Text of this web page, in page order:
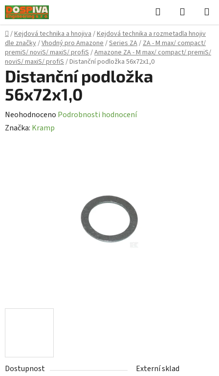
Přejít
na
obsah
Hledat
KOŠÍK
Domů
/Kejdová technika a hnojiva/Kejdová technika a rozmetadla hnojiv
dle značky/Vhodný pro Amazone/Series ZA/ZA - M max/ compact/
premiS/ noviS/ maxiS/ profiS/Amazone ZA - M max/ compact/ premiS/
noviS/ maxiS/ profiS/Distanční podložka 56x72x1,0
Dostupnost
Externí sklad
Distanční podložka
56x72x1,0
Průměrné
hodnocení
Neohodnoceno Podrobnosti hodnocení
Značka: Kramp